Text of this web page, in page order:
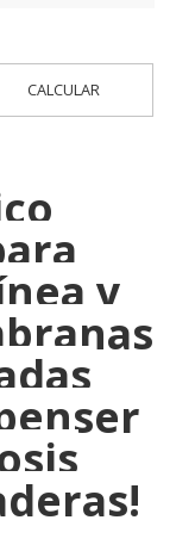
CALCULAR
y